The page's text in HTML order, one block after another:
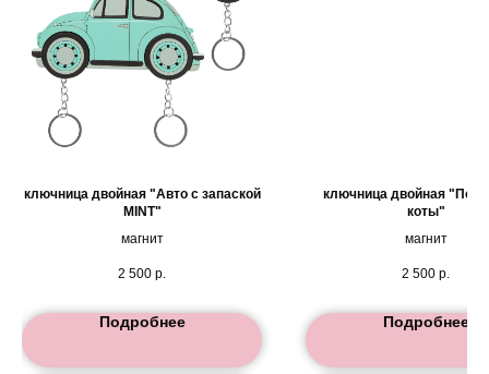
ключница двойная "Авто с запаской
MINT"
магнит
2 500 р.
Подробнее
ключница двойная
коты"
магнит
2 500 р.
Подробнее